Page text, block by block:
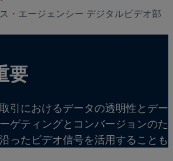
・エージェンシー デジタルビデオ部
要
引におけるデータの透明性とデ
ゲティングとコンバージョンの
ったビデオ信号を活用することも